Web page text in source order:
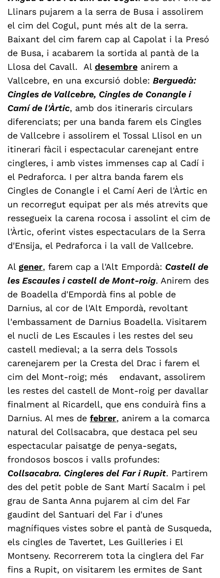
Llinars pujarem a la serra de Busa i assolirem
el cim del Cogul, punt més alt de la serra.
Baixant del cim farem cap al Capolat i la Presó
de Busa, i acabarem la sortida al pantà de la
Llosa del Cavall. Al desembre anirem a
Vallcebre, en una excursió doble: Berguedà:
Cingles de Vallcebre, Cingles de Conangle i
Camí de l'Àrtic, amb dos itineraris circulars
diferenciats; per una banda farem els Cingles
de Vallcebre i assolirem el Tossal Llisol en un
itinerari fàcil i espectacular carenejant entre
cingleres, i amb vistes immenses cap al Cadí i
el Pedraforca. I per altra banda farem els
Cingles de Conangle i el Camí Aeri de l'Àrtic en
un recorregut equipat per als més atrevits que
ressegueix la carena rocosa i assolint el cim de
l'Àrtic, oferint vistes espectaculars de la Serra
d'Ensija, el Pedraforca i la vall de Vallcebre.
Al gener, farem cap a l'Alt Empordà: Castell de
les Escaules i castell de Mont-roig. Anirem des
de Boadella d'Empordà fins al poble de
Darnius, al cor de l'Alt Empordà, revoltant
l'embassament de Darnius Boadella. Visitarem
el nucli de Les Escaules i les restes del seu
castell medieval; a la serra dels Tossols
carenejarem per la Cresta del Drac i farem el
cim del Mont-roig; més endavant, assolirem
les restes del castell de Mont-roig per davallar
finalment al Ricardell, que ens conduirà fins a
Darnius. Al mes de febrer, anirem a la comarca
natural del Collsacabra, que destaca pel seu
espectacular paisatge de penya-segats,
frondosos boscos i valls profundes:
Collsacabra. Cingleres del Far i Rupit. Partirem
des del petit poble de Sant Martí Sacalm i pel
grau de Santa Anna pujarem al cim del Far
gaudint del Santuari del Far i d'unes
magnífiques vistes sobre el pantà de Susqueda,
els cingles de Tavertet, Les Guilleries i El
Montseny. Recorrerem tota la cinglera del Far
fins a Rupit, on visitarem les ermites de Sant